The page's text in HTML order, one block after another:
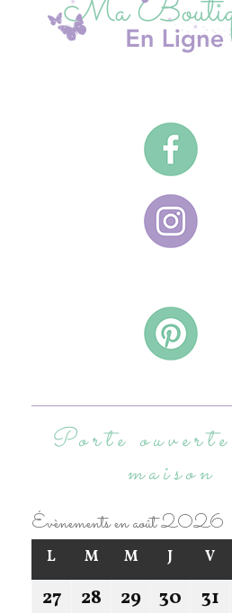
Porte
maison
Évènements en août 2026
L M M J V
27 28 29 30 31